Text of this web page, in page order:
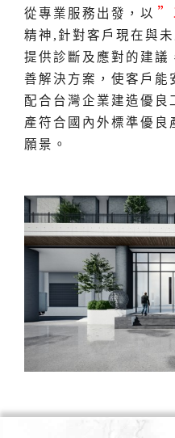
從專業服務出發，以 ”
精神,針對客戶現在與
提供診斷及應對的建議
善解決方案，使客戶能
配合台灣企業建造優良
產符合國內外標準優良
願景。